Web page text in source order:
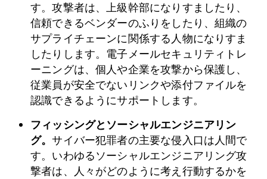
す。攻撃者は、上級幹部になりすましたり、
信頼できるベンダーのふりをしたり、組織の
サプライチェーンに関係する人物になりすま
したりします。電子メールセキュリティトレ
ーニングは、個人や企業を攻撃から保護し、
従業員が安全でないリンクや添付ファイルを
認識できるようにサポートします。
フィッシングとソーシャルエンジニアリン
グ。サイバー犯罪者の主要な侵入口は人間で
す。いわゆるソーシャルエンジニアリング攻
撃者は、人々がどのように考え行動するかを